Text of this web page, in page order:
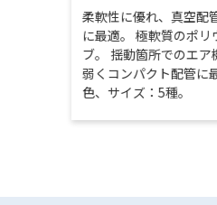
柔軟性に優れ、真空配
に最適。 極軟質のポリ
ブ。 揺動箇所でのエ
弱くコンパクト配管に
色、サイズ：5種。